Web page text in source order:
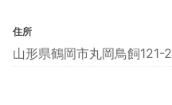
住所
山形県鶴岡市丸岡鳥飼121-2